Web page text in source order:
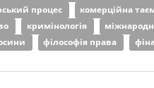
процес
комерційна
кримінологія
філософія права